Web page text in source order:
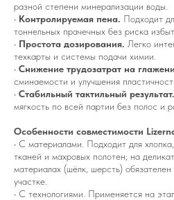
разной степени минерализации воды.
• Контролируемая пена. Подходит
тоннельных прачечных без риска
• Простота дозирования. Легко
техкарты и системы подачи химии.
• Снижение трудозатрат на
сминаемости и улучшения
• Стабильный тактильный результат.
мягкость по всей партии без полос и
Особенности совместимости
• С материалами. Подходит для
тканей и махровых полотен; на
материалах (шёлк, шерсть)
участке.
• С технологиями. Применяется на